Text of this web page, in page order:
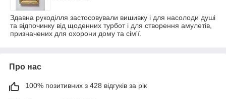
Здавна рукоділля застосовували вишивку і для насолоди душі
та відпочинку від щоденних турбот і для створення амулетів,
призначених для охорони дому та сім'ї.
Про нас
100% позитивних з 428 відгуків за рік